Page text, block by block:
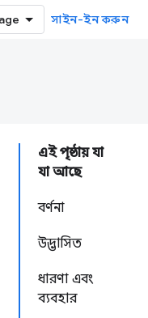
সাইন-ইন করুন
এই পৃষ্ঠায় যা
যা আছে
বর্ণনা
উদ্ভাসিত
ধারণা এবং
ব্যবহার